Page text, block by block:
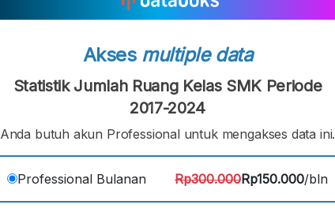
Akses multiple data
Statistik Jumlah Ruang Kelas SMK Periode
2017-2024
Anda butuh akun Professional untuk mengakses data ini.
Professional Bulanan Rp300.000Rp150.000/bln